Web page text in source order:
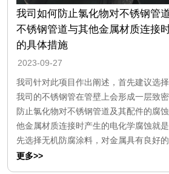
我司如何防止氯化物对不锈钢管
不锈钢管道与其他金属材质连接
的具体措施
2023-09-27
我司针对此项目作出阐述，首先建议选
我司的不锈钢管在管壁上会形成一层致
防止氯化物对不锈钢管道及其配件的腐
他金属材质连接时产生的电化学腐蚀就
先选择无机防腐涂料，对金属具有良好的
更多>>